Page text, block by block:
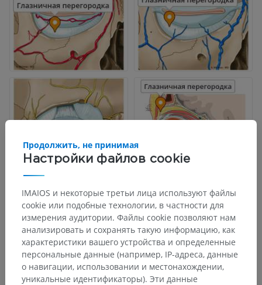
Настройки файлов cookie
Продолжить, не принимая
IMAIOS и некоторые третьи лица используют файлы
cookie или подобные технологии, в частности для
измерения аудитории. Файлы cookie позволяют нам
анализировать и сохранять такую информацию, как
характеристики вашего устройства и определенные
персональные данные (например, IP-адреса, данные
о навигации, использовании и местонахождении,
уникальные идентификаторы). Эти данные